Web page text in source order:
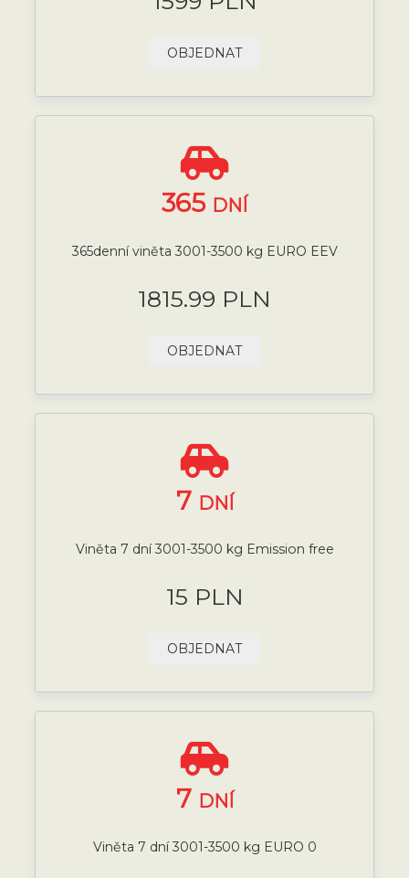
OBJEDNAT
365 DNÍ
365denní viněta 3001-3500 kg EURO EEV
1815.99 PLN
OBJEDNAT
7 DNÍ
Viněta 7 dní 3001-3500 kg Emission free
15 PLN
OBJEDNAT
7 DNÍ
Viněta 7 dní 3001-3500 kg EURO 0